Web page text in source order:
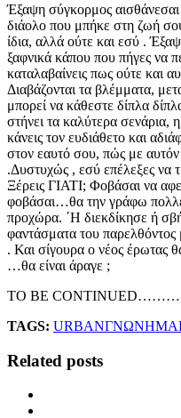
Έξαψη σύγκορμος
διάολο που μπήκε στη ζωή
ίδια, αλλά ούτε και εσύ .
ξαφνικά κάπου που πήγες να
καταλαβαίνεις πως ούτε και
Διαβάζονται τα βλέμματα,
μπορεί να κάθεστε δίπλα
στήνει τα καλύτερα σενάρια,
κάνεις τον ευδιάθετο και
στον εαυτό σου, πώς με
.Δυστυχώς , εσύ επέλεξες να
Ξέρεις ΓΙΑΤΙ; Φοβάσαι να
φοβάσαι…θα την γράφω
προχώρα. ΄Η διεκδίκησε ή
φαντάσματα του
. Και σίγουρα ο νέος έρωτας
…θα είναι άραγε ;
TO BE
TAGS: URBANΓΝΩΝΗ
Related posts